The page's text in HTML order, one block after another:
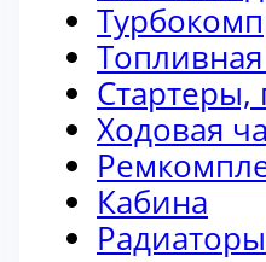
Стартеры,
Ходовая
Кабина
Радиаторы